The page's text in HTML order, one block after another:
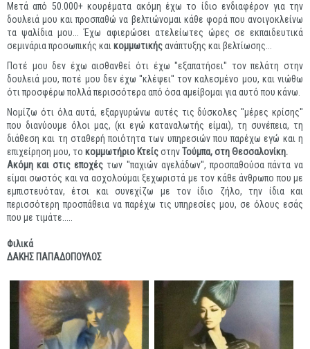
Μετά από 50.000+ κουρέματα ακόμη έχω το ίδιο ενδιαφέρον για την
δουλειά μου και προσπαθώ να βελτιώνομαι κάθε φορά που ανοιγοκλείνω
τα ψαλίδια μου... Έχω αφιερώσει ατελείωτες ώρες σε εκπαιδευτικά
σεμινάρια προσωπικής και κομμωτικήςανάπτυξης και βελτίωσης...
Ποτέ μου δεν έχω αισθανθεί ότι έχω ''εξαπατήσει'' τον πελάτη στην
δουλειά μου, ποτέ μου δεν έχω ''κλέψει'' τον καλεσμένο μου, και νιώθω
ότι προσφέρω πολλά περισσότερα από όσα αμείβομαι για αυτό που κάνω.
Νομίζω ότι όλα αυτά, εξαργυρώνω αυτές τις δύσκολες ''μέρες κρίσης''
που διανύουμε όλοι μας, (κι εγώ καταναλωτής είμαι), τη συνέπεια, τη
διάθεση και τη σταθερή ποιότητα των υπηρεσιών που παρέχω εγώ και η
επιχείρηση μου, το κομμωτήριο ΚτείςστηνΤούμπα, στη Θεσσαλονίκη.
Ακόμη και στις εποχέςτων ''παχιών αγελάδων'', προσπαθούσα πάντα να
είμαι σωστός και να ασχολούμαι ξεχωριστά με τον κάθε άνθρωπο που με
εμπιστευόταν, έτσι και συνεχίζω με τον ίδιο ζήλο, την ίδια και
περισσότερη προσπάθεια να παρέχω τις υπηρεσίες μου, σε όλους εσάς
που με τιμάτε.....
Φιλικά
ΔΑΚΗΣ ΠΑΠΑΔΟΠΟΥΛΟΣ